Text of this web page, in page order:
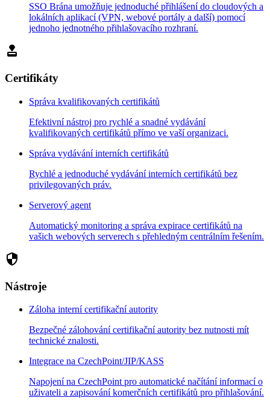
SSO Brána umožňuje jednoduché přihlášení do cloudových a
lokálních aplikací (VPN, webové portály a další) pomocí
jednoho jednotného přihlašovacího rozhraní.
approval
Certifikáty
Správa kvalifikovaných certifikátů
Efektivní nástroj pro rychlé a snadné vydávání
kvalifikovaných certifikátů přímo ve vaší organizaci.
Správa vydávání interních certifikátů
Rychlé a jednoduché vydávání interních certifikátů bez
privilegovaných práv.
Serverový agent
Automatický monitoring a správa expirace certifikátů na
vašich webových serverech s přehledným centrálním řešením.
security
Nástroje
Záloha interní certifikační autority
Bezpečné zálohování certifikační autority bez nutnosti mít
technické znalosti.
Integrace na CzechPoint/JIP/KASS
Napojení na CzechPoint pro automatické načítání informací o
uživateli a zapisování komerčních certifikátů pro přihlašování.